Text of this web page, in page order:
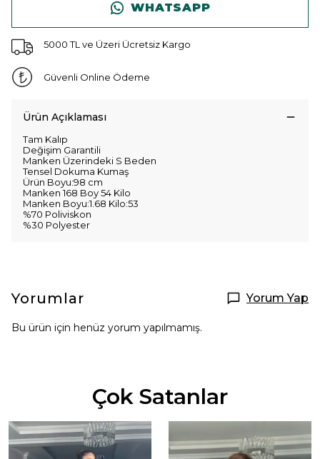
WHATSAPP
5000 TL ve Üzeri Ücretsiz Kargo
Güvenli Online Ödeme
Ürün Açıklaması
Tam Kalıp
Değişim Garantili
Manken Üzerindeki S Beden
Tensel Dokuma Kumaş
Ürün Boyu:98 cm
Manken 168 Boy 54 Kilo
Manken Boyu:1.68 Kilo:53
%70 Poliviskon
%30 Polyester
Yorumlar Yorum Yap
Bu ürün için henüz yorum yapılmamış.
Çok Satanlar